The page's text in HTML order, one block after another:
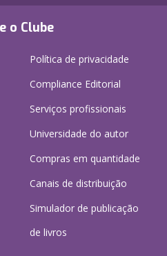
o Clube
Política de privacidade
Compliance Editorial
Serviços profissionais
Universidade do autor
Compras em quantidade
Canais de distribuição
Simulador de publicação
de livros